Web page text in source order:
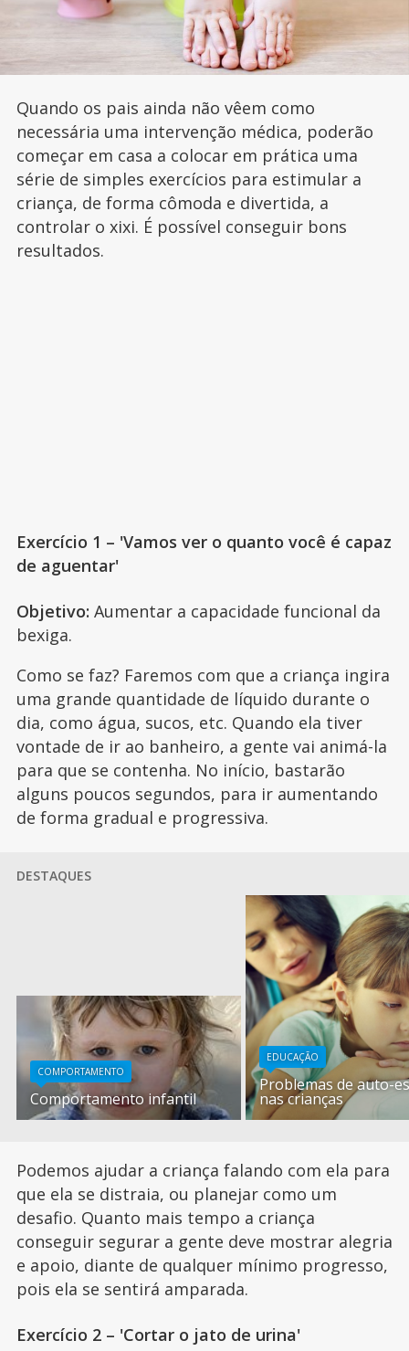
Quando os pais ainda não vêem como
necessária uma intervenção médica, poderão
começar em casa a colocar em prática uma
série de simples exercícios para estimular a
criança, de forma cômoda e divertida, a
controlar o xixi. É possível conseguir bons
resultados.
Exercício 1 – 'Vamos ver o quanto você é capaz
de aguentar'
Objetivo: Aumentar a capacidade funcional da
bexiga.
Como se faz? Faremos com que a criança ingira
uma grande quantidade de líquido durante o
dia, como água, sucos, etc. Quando ela tiver
vontade de ir ao banheiro, a gente vai animá-la
para que se contenha. No início, bastarão
alguns poucos segundos, para ir aumentando
de forma gradual e progressiva.
DESTAQUES
COMPORTAMENTO
Comportamento infantil
EDUCAÇÃO
Problemas de auto-
nas crianças
Podemos ajudar a criança falando com ela para
que ela se distraia, ou planejar como um
desafio. Quanto mais tempo a criança
conseguir segurar a gente deve mostrar alegria
e apoio, diante de qualquer mínimo progresso,
pois ela se sentirá amparada.
Exercício 2 – 'Cortar o jato de urina'